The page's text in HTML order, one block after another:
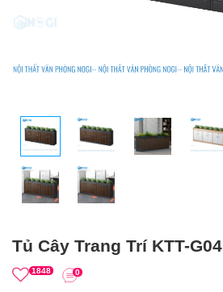
Tủ Cây Trang Trí KTT-G04
1848 0